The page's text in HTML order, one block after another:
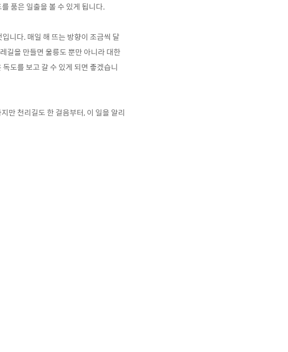
품은 일출을 볼 수 있게 됩니다.
니다. 매일 해 뜨는 방향이 조금씩 달
길을 만들면 울릉도 뿐만 아니라 대한
도를 보고 갈 수 있게 되면 좋겠습니
만 천리길도 한 걸음부터, 이 일을 알리